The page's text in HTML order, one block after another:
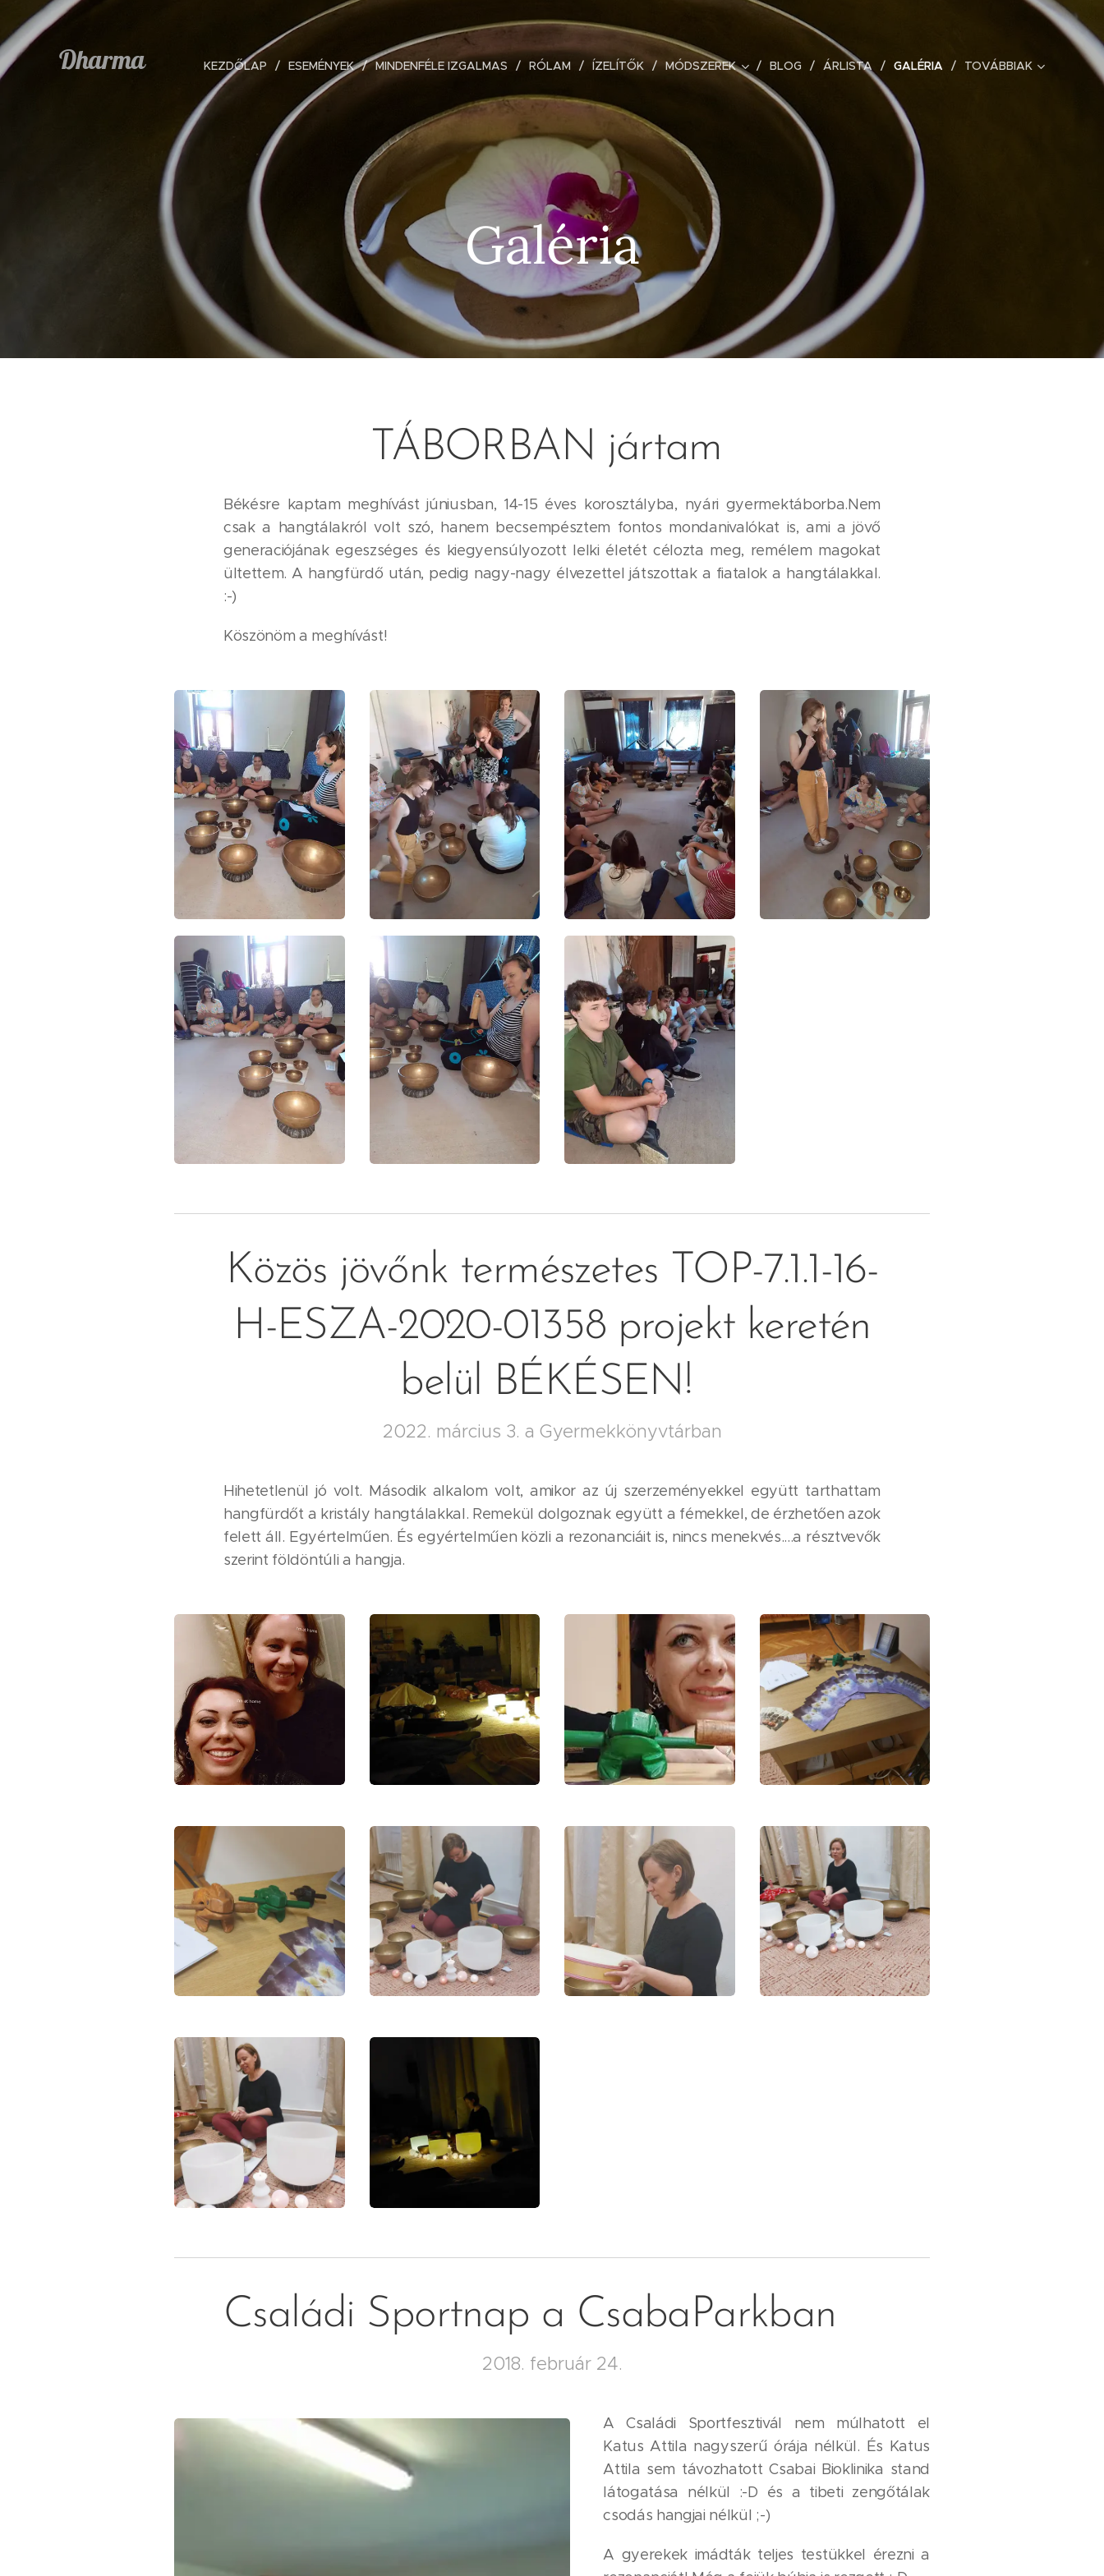
Dharma KEZDŐLAP ESEMÉNYEK MINDENFÉLE IZGALMAS RÓLAM ÍZELÍTŐK MÓDSZEREK BLOG ÁRLISTA GALÉRIA TOVÁBBIAK
Galéria
TÁBORBAN jártam
Békésre kaptam meghívást júniusban, 14-15 éves korosztályba, nyári gyermektáborba.Nem
csak a hangtálakról volt szó, hanem becsempésztem fontos mondanivalókat is, ami a jövő
generaciójának egeszséges és kiegyensúlyozott lelki életét célozta meg, remélem magokat
ültettem. A hangfürdő után, pedig nagy-nagy élvezettel játszottak a fiatalok a hangtálakkal.
:-)
Köszönöm a meghívást!
Közös jövőnk természetes TOP-7.1.1-16-
H-ESZA-2020-01358 projekt keretén
belül BÉKÉSEN!
2022. március 3. a Gyermekkönyvtárban
Hihetetlenül jó volt. Második alkalom volt, amikor az új szerzeményekkel együtt tarthattam
hangfürdőt a kristály hangtálakkal. Remekül dolgoznak együtt a fémekkel, de érzhetően azok
felett áll. Egyértelműen. És egyértelműen közli a rezonanciáit is, nincs menekvés....a résztvevők
szerint földöntúli a hangja.
Családi Sportnap a CsabaParkban
2018. február 24.
A Családi Sportfesztivál nem múlhatott el
Katus Attila nagyszerű órája nélkül. És Katus
Attila sem távozhatott Csabai Bioklinika stand
látogatása nélkül :-D és a tibeti zengőtálak
csodás hangjai nélkül ;-)
A gyerekek imádták teljes testükkel érezni a